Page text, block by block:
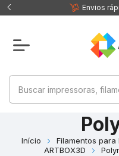
Envios
Início
Filamentos
ARTBOX3D